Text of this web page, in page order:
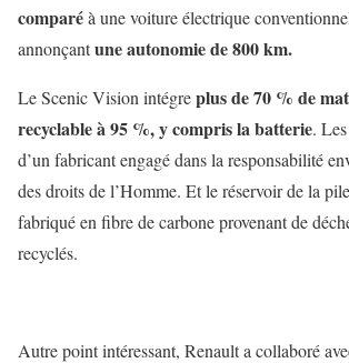
comparéà une voiture électrique
annonçantune autonomie de 800 km.
Le Scenic Vision intégreplus de 70 % de
recyclable à 95 %, y compris la batterie.
d’un fabricant engagé dans la responsabilité
des droits de l’Homme. Et le réservoir de la
fabriqué en fibre de carbone provenant de
recyclés.
Autre point intéressant, Renault a collaboré